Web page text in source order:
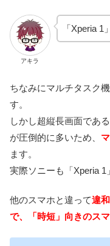
アキラ
「Xperia
ちなみにマルチタスク
す。
しかし超縦長画面であ
が圧倒的に多いため、
ます。
実際ソニーも「Xperia 1
他のスマホと違って違
で、「時短」向きのス